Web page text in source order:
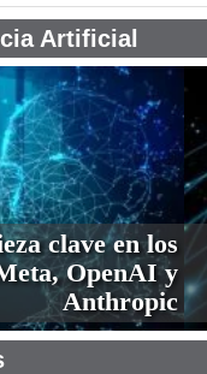
Artificial
clave en los
OpenAI y
Anthropic